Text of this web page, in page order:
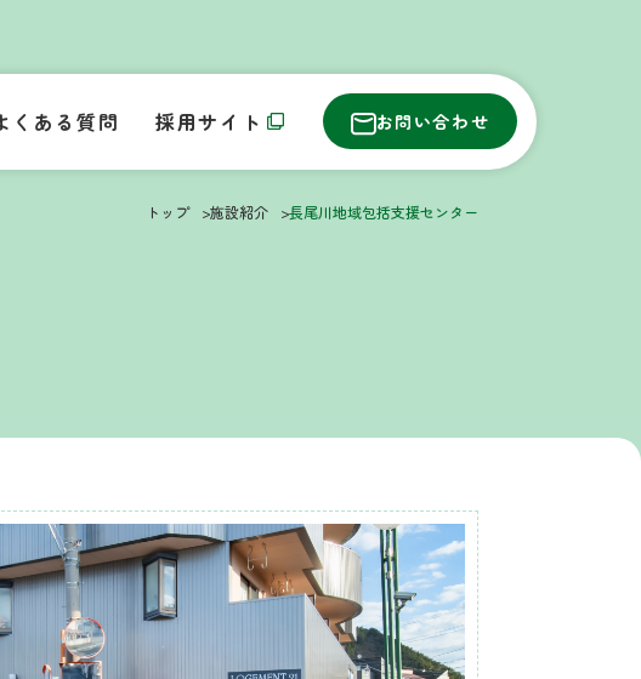
お問い合わせ
くある質問 採用サイト
トップ 施設紹介 長尾川地域包括支援センター